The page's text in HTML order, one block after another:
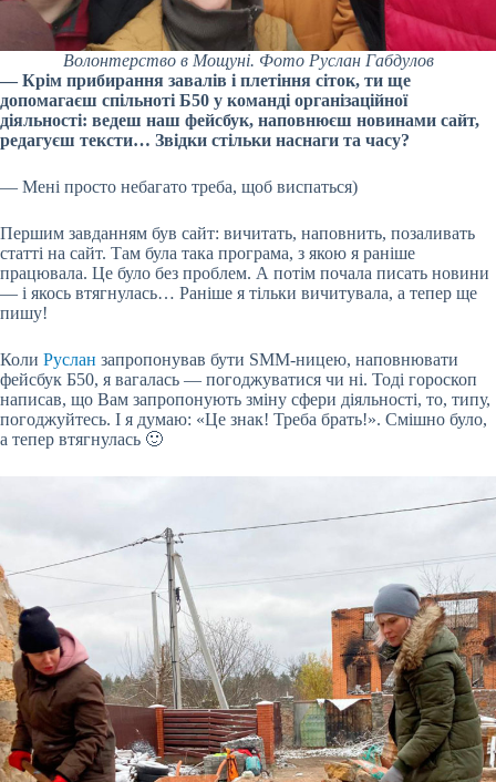
Волонтерство в Мощуні. Фото Руслан Габдулов
— Крім прибирання завалів і плетіння сіток, ти ще
допомагаєш спільноті Б50 у команді організаційної
діяльності: ведеш наш фейсбук, наповнюєш новинами сайт,
редагуєш тексти… Звідки стільки наснаги та часу?
— Мені просто небагато треба, щоб виспаться)
Першим завданням був сайт: вичитать, наповнить, позаливать
статті на сайт. Там була така програма, з якою я раніше
працювала. Це було без проблем. А потім почала писать новини
— і якось втягнулась… Раніше я тільки вичитувала, а тепер ще
пишу!
Коли Руслан запропонував бути SMM-ницею, наповнювати
фейсбук Б50, я вагалась — погоджуватися чи ні. Тоді гороскоп
написав, що Вам запропонують зміну сфери діяльності, то, типу,
погоджуйтесь. І я думаю: «Це знак! Треба брать!». Смішно було,
а тепер втягнулась 🙂